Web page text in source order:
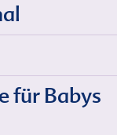
für Babys